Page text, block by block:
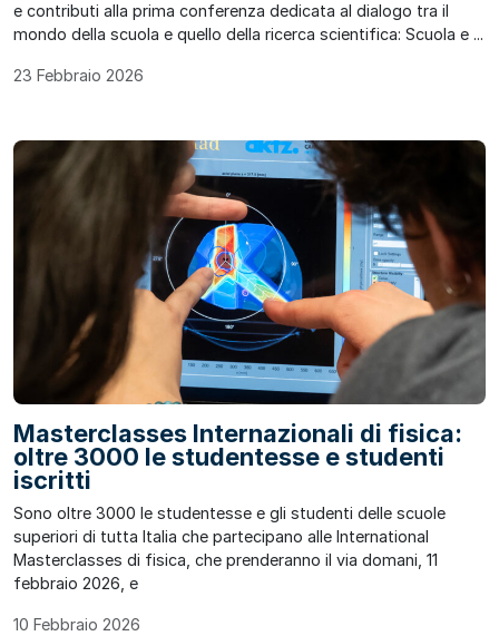
e contributi alla prima conferenza dedicata al dialogo tra il
mondo della scuola e quello della ricerca scientifica: Scuola e ...
23 Febbraio 2026
Masterclasses Internazionali di fisica:
oltre 3000 le studentesse e studenti
iscritti
Sono oltre 3000 le studentesse e gli studenti delle scuole
superiori di tutta Italia che partecipano alle International
Masterclasses di fisica, che prenderanno il via domani, 11
febbraio 2026, e
10 Febbraio 2026